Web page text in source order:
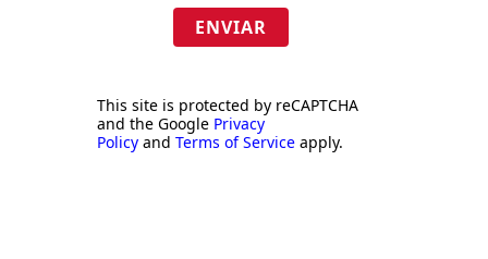
ENVIAR
This site is protected by reCAPTCHA
and the Google Privacy
Policy and Terms of Service apply.